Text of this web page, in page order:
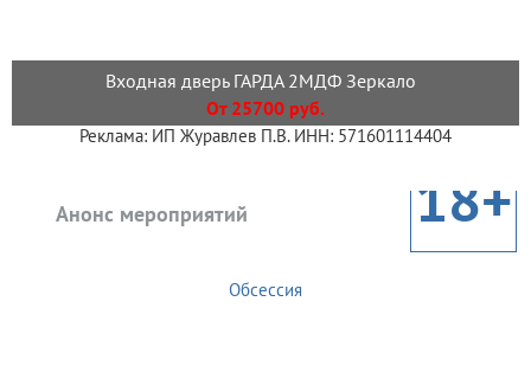
Входная дверь ГАРДА 2МДФ Зеркало
От 25700 руб.
Реклама: ИП Журавлев П.В. ИНН: 571601114404
Анонс мероприятий 18+
Обсессия